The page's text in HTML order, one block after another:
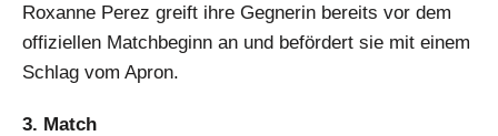
Roxanne Perez greift ihre Gegnerin bereits vor dem
offiziellen Matchbeginn an und befördert sie mit einem
Schlag vom Apron.
3. Match